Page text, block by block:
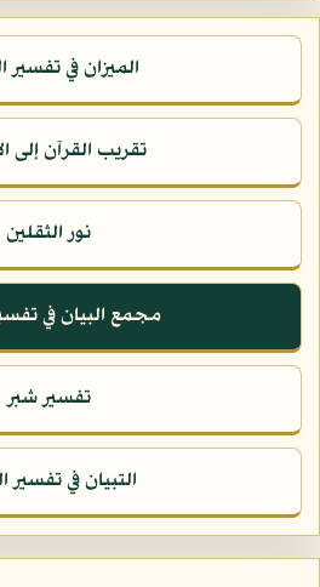
الميزان في تفسير
تقريب القرآن إلى
نور الثقلين
مجمع البيان في
تفسير شبر
التبيان في تفسير